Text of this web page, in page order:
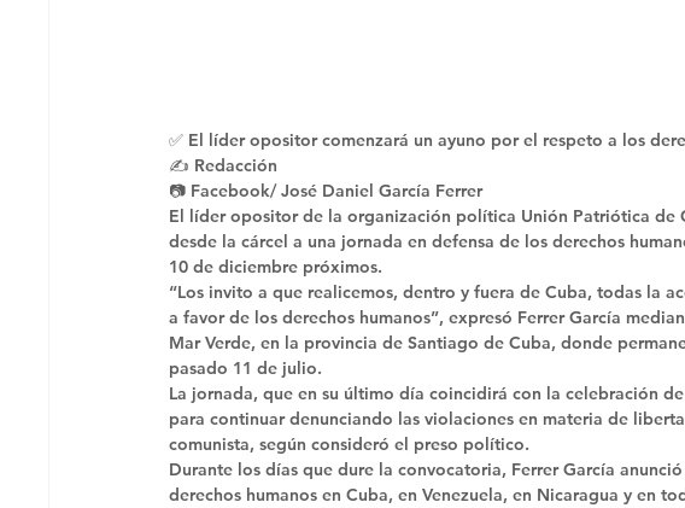
✅ El líder opositor comenzará un ayuno por el respeto a los
✍ Redacción
📷 Facebook/ José Daniel García Ferrer
El líder opositor de la organización política Unión Patriótica de
desde la cárcel a una jornada en defensa de los derechos
10 de diciembre próximos.
“Los invito a que realicemos, dentro y fuera de Cuba, todas la
a favor de los derechos humanos”, expresó Ferrer García
Mar Verde, en la provincia de Santiago de Cuba, donde
pasado 11 de julio.
La jornada, que en su último día coincidirá con la celebración
para continuar denunciando las violaciones en materia de
comunista, según consideró el preso político.
Durante los días que dure la convocatoria, Ferrer García
derechos humanos en Cuba, en Venezuela, en Nicaragua y en